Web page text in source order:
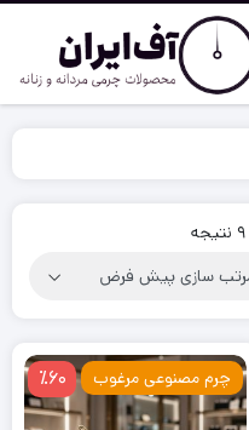
٪60 چرم مصنوعی مرغوب